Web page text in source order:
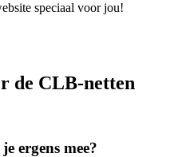
speciaal voor jou!
de CLB-netten
ergens mee?